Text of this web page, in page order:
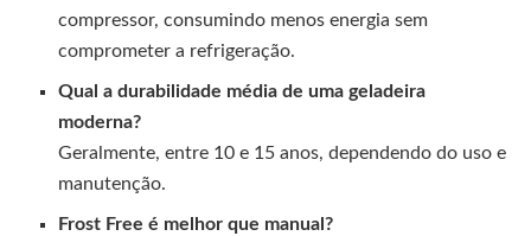
compressor, consumindo menos energia sem
comprometer a refrigeração.
Qual a durabilidade média de uma geladeira
moderna?
Geralmente, entre 10 e 15 anos, dependendo do uso e
manutenção.
Frost Free é melhor que manual?